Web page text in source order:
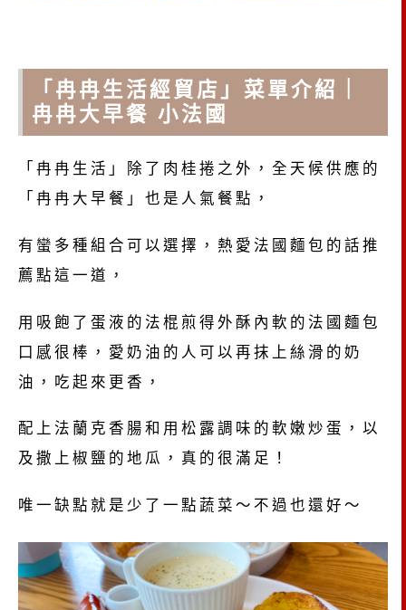
「冉冉生活經貿店」菜單介紹｜
冉冉大早餐 小法國
「冉冉生活」除了肉桂捲之外，全天候供應的
「冉冉大早餐」也是人氣餐點，
有蠻多種組合可以選擇，熱愛法國麵包的話推
薦點這一道，
用吸飽了蛋液的法棍煎得外酥內軟的法國麵包
口感很棒，愛奶油的人可以再抹上絲滑的奶
油，吃起來更香，
配上法蘭克香腸和用松露調味的軟嫩炒蛋，以
及撒上椒鹽的地瓜，真的很滿足！
唯一缺點就是少了一點蔬菜～不過也還好～